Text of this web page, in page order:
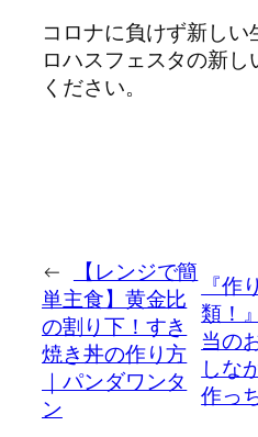
コロナに負けず新し
ロハスフェスタの新
ください。
←
【レンジで簡
単主食】黄金比
の割り下！すき
焼き丼の作り方
｜パンダワンタ
ン
『作
類！
当の
しな
作っ